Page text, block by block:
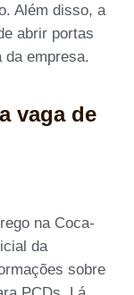
Além disso, a
abrir portas
da empresa.
vaga de
na Coca-
da
sobre